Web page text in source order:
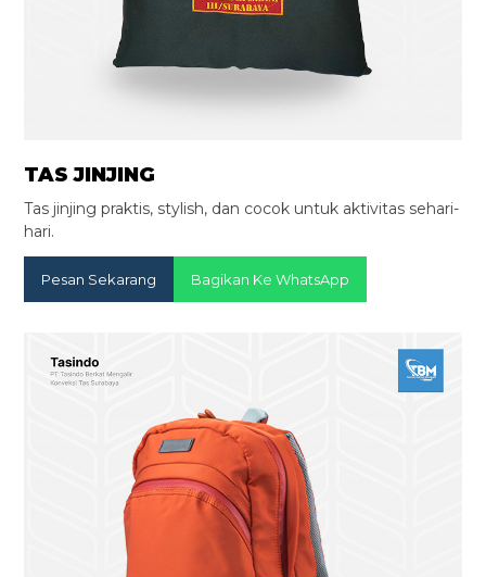
TAS JINJING
Tas jinjing praktis, stylish, dan cocok untuk aktivitas sehari-
hari.
Pesan Sekarang Bagikan Ke WhatsApp